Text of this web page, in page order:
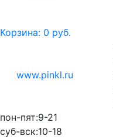
Корзина: 0 руб.
www.pinkl.ru
пон-пят:9-21
cуб-вск:10-18